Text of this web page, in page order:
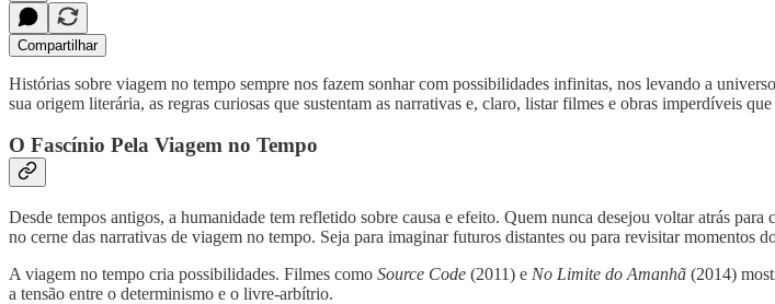
Compartilhar
Histórias sobre viagem no tempo sempre nos fazem sonhar com possibilidades infinitas, nos levando a
sua origem literária, as regras curiosas que sustentam as narrativas e, claro, listar filmes e obras imperdíveis que
O Fascínio Pela Viagem no Tempo
Desde tempos antigos, a humanidade tem refletido sobre causa e efeito. Quem nunca desejou voltar atrás
no cerne das narrativas de viagem no tempo. Seja para imaginar futuros distantes ou para revisitar momentos
A viagem no tempo cria possibilidades. Filmes como Source Code (2011) e No Limite do Amanhã (2014)
a tensão entre o determinismo e o livre-arbítrio.